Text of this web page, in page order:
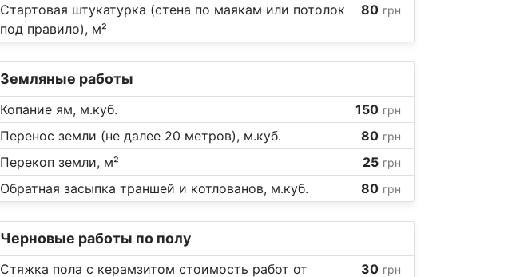
Стартовая штукатурка (стена по маякам или потолок
под правило), м²
80 грн
Земляные работы
Копание ям, м.куб. 150 грн
Перенос земли (не далее 20 метров), м.куб. 80 грн
Перекоп земли, м² 25 грн
Обратная засыпка траншей и котлованов, м.куб. 80 грн
Черновые работы по полу
Стяжка пола с керамзитом стоимость работ от 30 грн